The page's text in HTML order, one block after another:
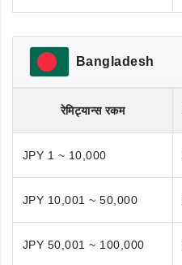
Bangladesh
रेमिट्यान्स रकम
JPY 1 ~ 10,000
JPY 10,001 ~ 50,000
JPY 50,001 ~ 100,000